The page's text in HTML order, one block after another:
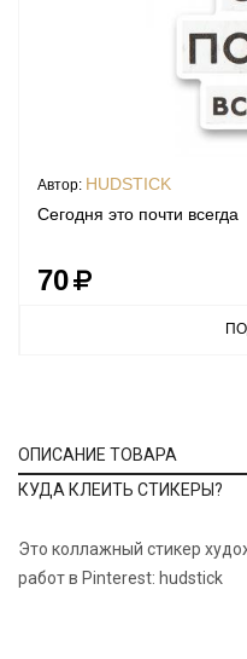
Автор: HUDSTICK
Сегодня это почти всегда
70
ОПИСАНИЕ ТОВАРА
КУДА КЛЕИТЬ СТИКЕРЫ?
Это коллажный стикер
работ в Pinterest: hudstick